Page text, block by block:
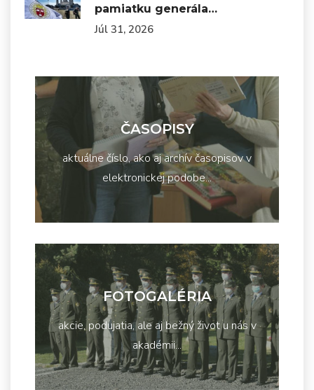
pamiatku generála…
Júl 31, 2026
ČASOPISY
aktuálne číslo, ako aj archív časopisov v
elektronickej podobe...
FOTOGALÉRIA
akcie, podujatia, ale aj bežný život u nás v
akadémii...